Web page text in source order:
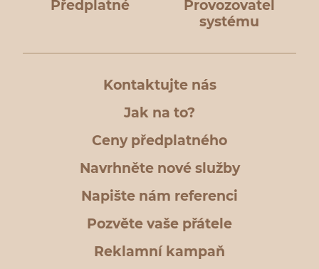
Předplatné
Provozovatel
systému
Kontaktujte nás
Jak na to?
Ceny předplatného
Navrhněte nové služby
Napište nám referenci
Pozvěte vaše přátele
Reklamní kampaň